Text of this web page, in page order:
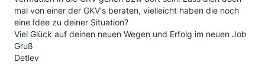
mal von einer der GKV's beraten, vielleicht haben die noch
eine Idee zu deiner Situation?
Viel Glück auf deinen neuen Wegen und Erfolg im neuen Job
Gruß
Detlev